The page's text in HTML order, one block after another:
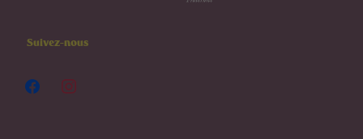
Suivez-nous
facebookinstagram